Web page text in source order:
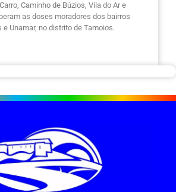
Caminho de Búzios, Vila do Ar e
as doses moradores dos bairros
e Unamar, no distrito de Tamoios.